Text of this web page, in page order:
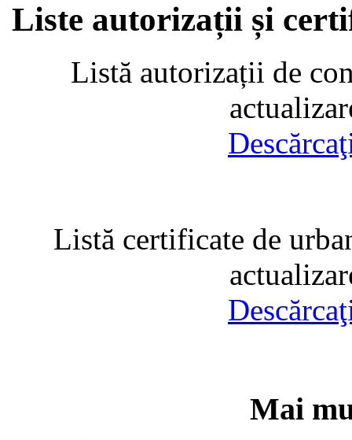
Liste autorizații și
Listă autorizații de
Listă certificate de
Mai